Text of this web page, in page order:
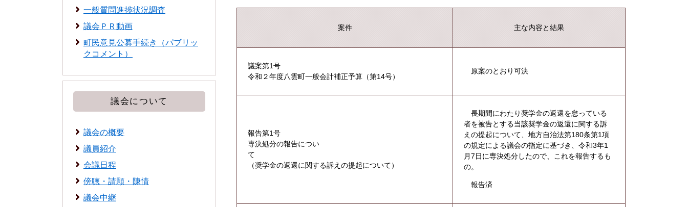
案件 主な内容と結果
議案第1号
令和２年度八雲町一般会計補正予算（第14号）
原案のとおり可決
報告第1号
専決処分の報告につい
て
（奨学金の返還に関する訴えの提起について）
長期間にわたり奨学金の返還を怠っている
者を被告とする当該奨学金の返還に関する訴
えの提起について、地方自治法第180条第1項
の規定による議会の指定に基づき、令和3年1
月7日に専決処分したので、これを報告するも
の。
報告済
一般質問進捗状況調査
議会ＰＲ動画
町民意見公募手続き（パブリッ
クコメント）
議会について
議会の概要
議員紹介
会議日程
傍聴・請願・陳情
議会中継